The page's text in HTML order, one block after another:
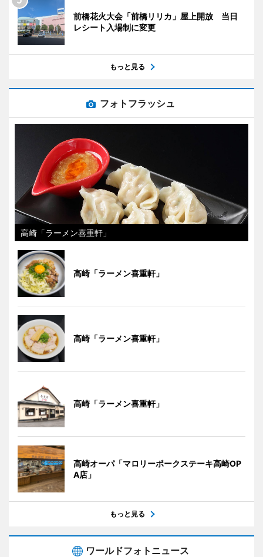
前橋花火大会「前橋リリカ」屋上開放 当日
レシート入場制に変更
もっと見る
フォトフラッシュ
高崎「ラーメン喜重軒」
高崎「ラーメン喜重軒」
高崎「ラーメン喜重軒」
高崎「ラーメン喜重軒」
高崎オーパ「マロリーポークステーキ高崎OP
A店」
もっと見る
ワールドフォトニュース